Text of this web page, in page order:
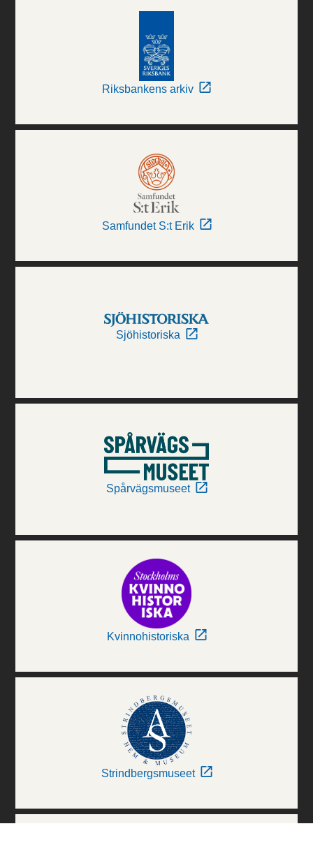
Riksbankens arkiv
Samfundet S:t Erik
Sjöhistoriska
Spårvägsmuseet
Kvinnohistoriska
Strindbergsmuseet